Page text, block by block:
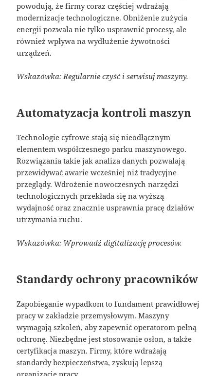
powodują, że firmy coraz częściej wdrażają
modernizacje technologiczne. Obniżenie zużycia
energii pozwala nie tylko usprawnić procesy, ale
również wpływa na wydłużenie żywotności
urządzeń.
Wskazówka: Regularnie czyść i serwisuj maszyny.
Automatyzacja kontroli maszyn
Technologie cyfrowe stają się nieodłącznym
elementem współczesnego parku maszynowego.
Rozwiązania takie jak analiza danych pozwalają
przewidywać awarie wcześniej niż tradycyjne
przeglądy. Wdrożenie nowoczesnych narzędzi
technologicznych przekłada się na wyższą
wydajność oraz znacznie usprawnia pracę działów
utrzymania ruchu.
Wskazówka: Wprowadź digitalizację procesów.
Standardy ochrony pracowników
Zapobieganie wypadkom to fundament prawidłowej
pracy w zakładzie przemysłowym. Maszyny
wymagają szkoleń, aby zapewnić operatorom pełną
ochronę. Niezbędne jest stosowanie osłon, a także
certyfikacja maszyn. Firmy, które wdrażają
standardy bezpieczeństwa, zyskują lepszą
organizację pracy.